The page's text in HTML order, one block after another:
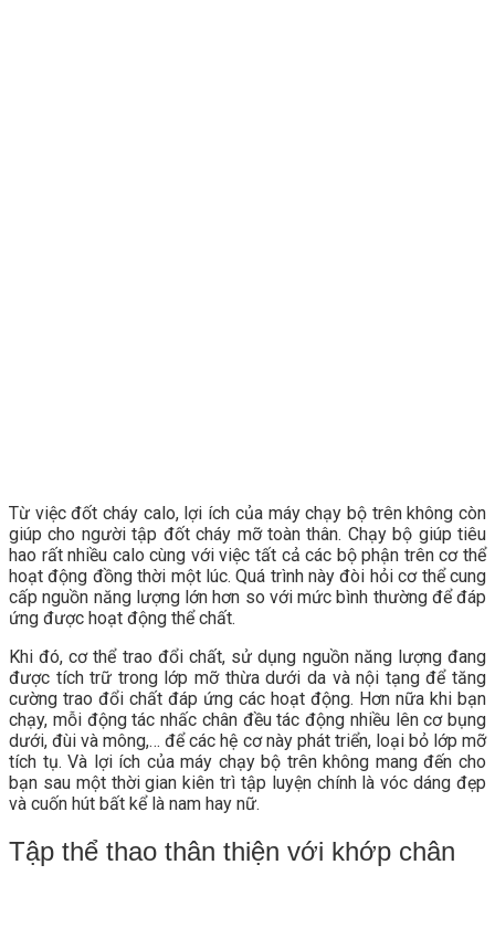
Từ việc đốt cháy calo, lợi ích của máy chạy bộ trên không còn
giúp cho người tập đốt cháy mỡ toàn thân. Chạy bộ giúp tiêu
hao rất nhiều calo cùng với việc tất cả các bộ phận trên cơ thể
hoạt động đồng thời một lúc. Quá trình này đòi hỏi cơ thể cung
cấp nguồn năng lượng lớn hơn so với mức bình thường để đáp
ứng được hoạt động thể chất.
Khi đó, cơ thể trao đổi chất, sử dụng nguồn năng lượng đang
được tích trữ trong lớp mỡ thừa dưới da và nội tạng để tăng
cường trao đổi chất đáp ứng các hoạt động. Hơn nữa khi bạn
chạy, mỗi động tác nhấc chân đều tác động nhiều lên cơ bụng
dưới, đùi và mông,… để các hệ cơ này phát triển, loại bỏ lớp mỡ
tích tụ. Và lợi ích của máy chạy bộ trên không mang đến cho
bạn sau một thời gian kiên trì tập luyện chính là vóc dáng đẹp
và cuốn hút bất kể là nam hay nữ.
Tập thể thao thân thiện với khớp chân